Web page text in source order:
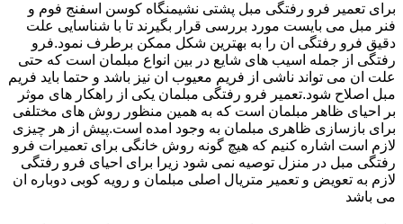
برای تعمیر فرو رفتگی مبل پشتی نشیمنگاه کوسن اسفنج فوم و
فنر مبل می بایست مورد بررسی قرار بگیرند تا با شناسایی علت
دقیق فرو رفتگی ان را به بهترین شکل ممکن برطرف نمود.فرو
رفتگی از جمله اسیب های شایع در بین انواع مبلمان است که حتی
علت ان می تواند ناشی از فریم معیوب ان نیز باشد و حتما باید فریم
مبل اصلاح شود.تعمیر فرو رفتگی مبلمان یکی از راهکار های موثر
بر احیای ظاهر مبلمان است که به همین منظور روش های مختلفی
برای بازسازی ظاهری مبلمان به وجود امده است.پیش از هر چیزی
لازم است اشاره کنیم که هیچ گونه روش خانگی برای تعمیرات فرو
رفتگی مبل در منزل توصیه نمی شود زیرا برای احیای فرو رفتگی
لازم به تعویض و تعمیر متریال اصلی مبلمان و رویه کوبی دوباره ان
می باشد